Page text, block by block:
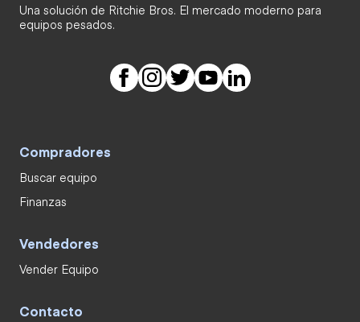
Una solución de Ritchie Bros. El mercado moderno para
equipos pesados.
Compradores
Buscar equipo
Finanzas
Vendedores
Vender Equipo
Contacto